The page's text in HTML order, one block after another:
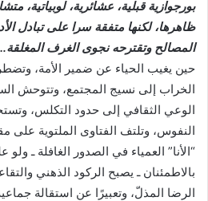
بورجوازية قبلية، عشائرية، لوبياتية،
ظاهرها، لكنها متفقة سرا على تبادل
المصالح وتقترحه نجوى الغرف
حين يغيب الحياء عن ضمير الأمة،
الخراب إلى نسيج المجتمع، وتتوحش
الوعي الثقافي إلى حدود التكلس،
النفوس، وتلتف الفتاوى الملتوية على
“الأنا” العمياء في الصدور الغافلة ـ
بالاطمئنان ـ يصبح الركود الذهني
الرضا المذلّ، وتعبيرًا عن استقالة